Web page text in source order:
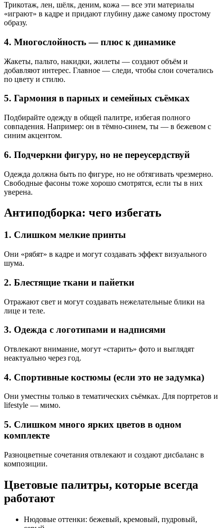
Трикотаж, лен, шёлк, деним, кожа — все эти материалы
«играют» в кадре и придают глубину даже самому простому
образу.
4. Многослойность — плюс к динамике
Жакеты, пальто, накидки, жилеты — создают объём и
добавляют интерес. Главное — следи, чтобы слои сочетались
по цвету и стилю.
5. Гармония в парных и семейных съёмках
Подбирайте одежду в общей палитре, избегая полного
совпадения. Например: он в тёмно-синем, ты — в бежевом с
синим акцентом.
6. Подчеркни фигуру, но не переусердствуй
Одежда должна быть по фигуре, но не обтягивать чрезмерно.
Свободные фасоны тоже хорошо смотрятся, если ты в них
уверена.
Антиподборка: чего избегать
1. Слишком мелкие принты
Они «рябят» в кадре и могут создавать эффект визуального
шума.
2. Блестящие ткани и пайетки
Отражают свет и могут создавать нежелательные блики на
лице и теле.
3. Одежда с логотипами и надписями
Отвлекают внимание, могут «старить» фото и выглядят
неактуально через год.
4. Спортивные костюмы (если это не задумка)
Они уместны только в тематических съёмках. Для портретов и
lifestyle — мимо.
5. Слишком много ярких цветов в одном
комплекте
Разноцветные сочетания отвлекают и создают дисбаланс в
композиции.
Цветовые палитры, которые всегда
работают
Нюдовые оттенки: бежевый, кремовый, пудровый,